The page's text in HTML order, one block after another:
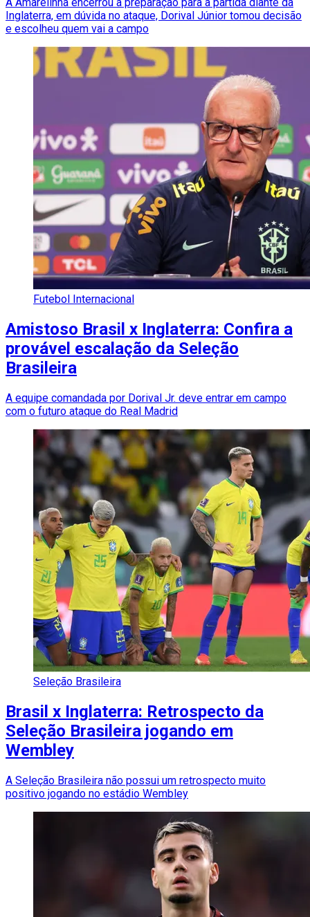
A Amarelinha encerrou a preparação para a partida diante da
Inglaterra, em dúvida no ataque, Dorival Júnior tomou decisão
e escolheu quem vai a campo
Futebol Internacional
Amistoso Brasil x Inglaterra: Confira a
provável escalação da Seleção
Brasileira
A equipe comandada por Dorival Jr. deve entrar em campo
com o futuro ataque do Real Madrid
Seleção Brasileira
Brasil x Inglaterra: Retrospecto da
Seleção Brasileira jogando em
Wembley
A Seleção Brasileira não possui um retrospecto muito
positivo jogando no estádio Wembley